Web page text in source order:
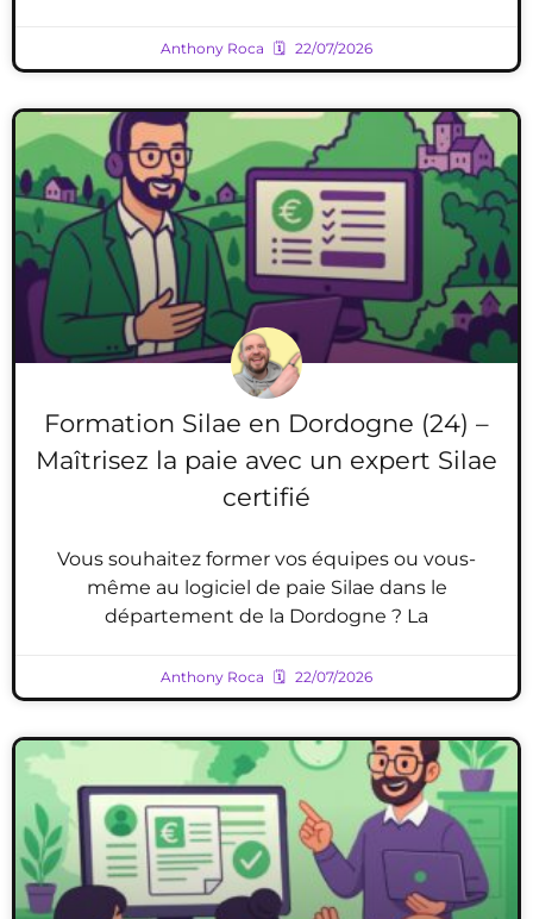
Anthony Roca 22/07/2026
Formation Silae en Dordogne (24) –
Maîtrisez la paie avec un expert Silae
certifié
Vous souhaitez former vos équipes ou vous-
même au logiciel de paie Silae dans le
département de la Dordogne ? La
Anthony Roca 22/07/2026